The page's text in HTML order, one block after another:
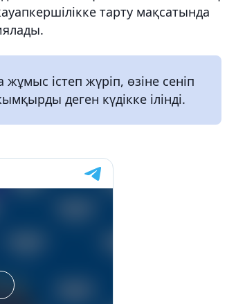
тарту мақсатында
істеп жүріп, өзіне сеніп
деген күдікке ілінді.